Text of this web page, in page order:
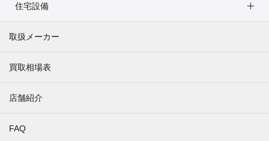
住宅設備
取扱メーカー
買取相場表
店舗紹介
FAQ